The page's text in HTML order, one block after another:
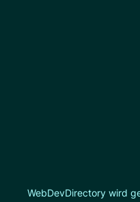
WebDevDirectory wird